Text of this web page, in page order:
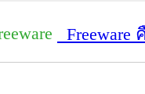
Freeware